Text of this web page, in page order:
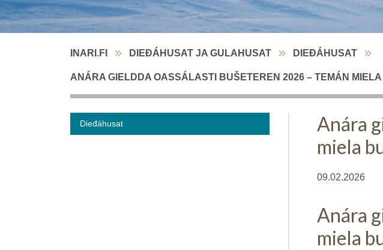
INARI.FI DIEĐÁHUSAT JA GULAHUSAT DIEĐÁHUSAT
ANÁRA GIELDDA OASSÁLASTI BUŠETEREN 2026 – TEMÁN
Dieđáhusat
Anára
miela
09.02.2026
Anára
miela